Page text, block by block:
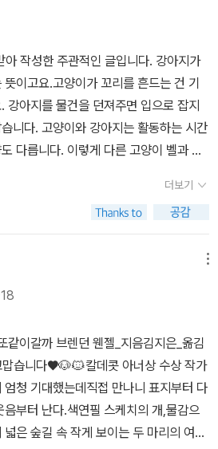
좋겠다는 생각이 들어요.시선의 차이가
있다면 시선의 차이를 좀 더 이해할 수
또 같이> 작업 과정 -강아지 본은 아크
요. 세상을 바라보는 시선의 표현도 비
시선을 담은 그림은 색연필로 날카롭고
바라보는 세상은 동일한 색으로 나타나
확연한 차이가 있지요.하지만 브렌데
www.instagram.com/brendan_wenz
욕에서 활동하는 그림책 작가로 그의
오른 바 있다.어린이를 위한 책을 여러
지역과 멸종 위기 동물을 보호하려고 여
.<삶> 포스팅 : https://blog.naver.co
<따로 또 같이 같까?> 이야기 듣기
Live' 김지은 평론가와 함께하
학적 세계!🎤 '그림책 사랑방'(@geurimc
의 그림책 감상회'에서 편집자 이야기
이야기를 더 자세히 들을 수 있는 곳이
고 나면 더 재미있게 그림책을 읽을 수
: https://www.instagram.com/alln
. 하지만 분명 함께 집을 향해 걸어갑니
함께이기도 하지만 서로 다른 풍경을
맡고 신기한 동물도 만나지요. 걸어가는
요. 따로 또 같이 반복되는
함께 즐겁게 신나게 걷고 있는 착각이 들
다.​우리는 서로 다른 이들을 만나 함께
이해하고 받아들이는 마음에는 늘 웃
이가 보이니?> 칼데콧 아너상을 수상 작
별하게 만들어주는 마법사와 같다는 생
작성한 주관적인 글입니다. 강아지가
이고요.고양이가 꼬리를 흔드는 건 기
강아지를 물건을 던져주면 입으로 잡지
니다. 고양이와 강아지는 활동하는 시간
다릅니다. 이렇게 다른 고양이 벨과 강
그것을 보고 느끼는 것, 생각하는 것은 완
모습도 완전히 다른데요.냇물을 만나
고양이 벨은 물이 닿는 것을 좋아하지
나무를 본은 오르지 못합니다. 이렇게 다
길에 마주친 모험을 둘은 즐겁게 즐깁니
편안하게 잠이 들지요. 벨와 본은 참 다릅
나 싸우지 않습니다.서로를 배려하고 존
며 함께 하는 둘의 모습이 참 보기 좋네
이나 성향이 다른 사람을 어떻게 바라보
생각하게 됩니다. 이 책은 칼데콧 아너상
니다.작가는 고양이와 강아지의 다름을
표현하셨어요.고양이와 고양이가 가는
더보기
습니다♥🐶🐱칼데콧 아너상 수상 작가
청 기대했는데직접 만나니 표지부터 다
부터 난다.색연필 스케치의 개,물감으
은 숲길 속 작게 보이는 두 마리의 여정